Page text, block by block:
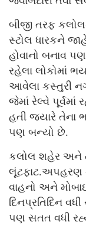
બીજી તરફ
સ્ટોલ ધારકને
હોવાનો બનાવ
રહેલા લોકોમાં
આવેલા કસ્તુરી
જેમાં રેલ્વે પૂર્વમાં
હતી જ્યારે તેના
પણ બન્યો છે.
કલોલ શહેર અને
લૂંટફાટ.અપહરણ
વાહનો અને
દિનપ્રતિદિન
પણ સતત વધી